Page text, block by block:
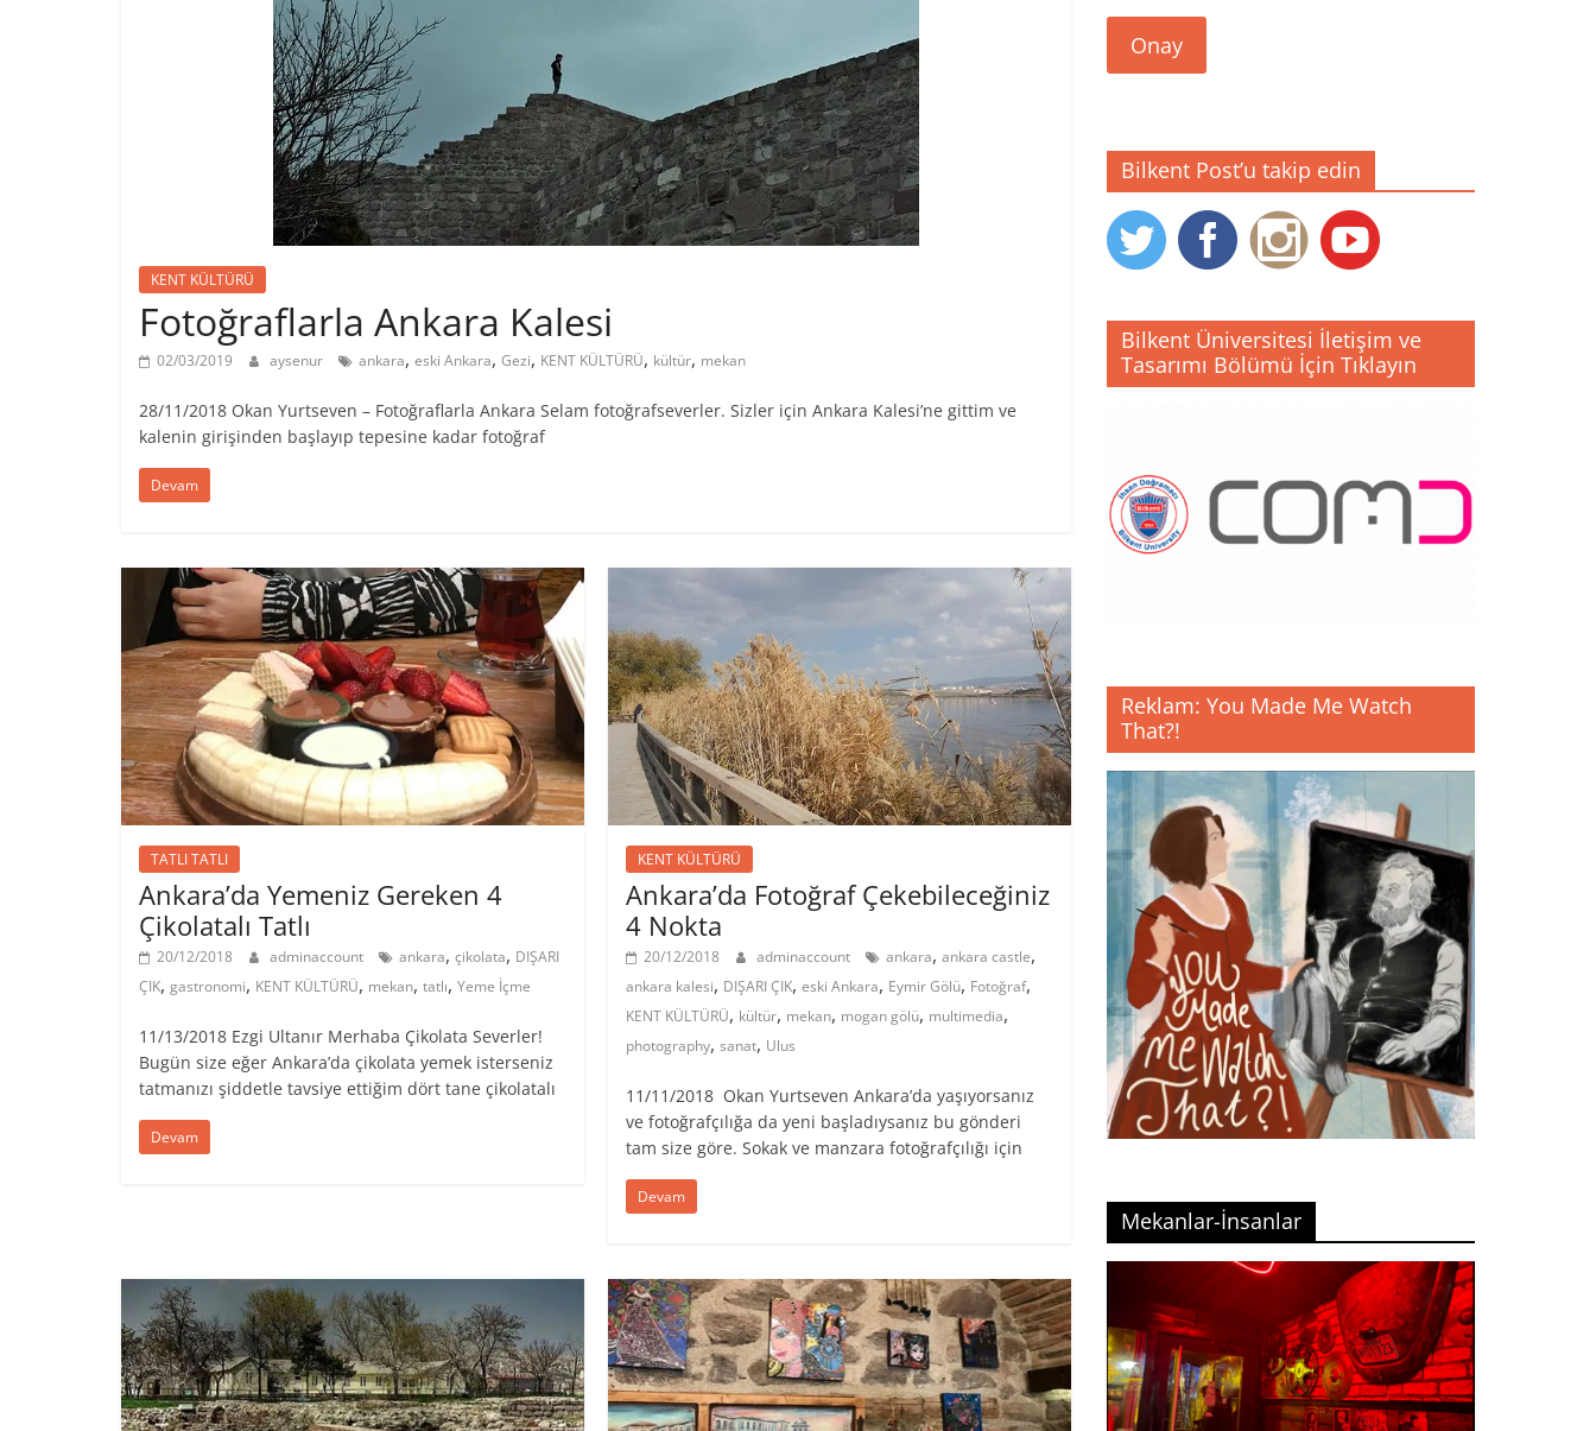
KENT KÜLTÜRÜ
Fotoğraflarla Ankara Kalesi
02/03/2019 aysenur ankara, eski Ankara, Gezi, KENT KÜLTÜRÜ, kültür, mekan
28/11/2018 Okan Yurtseven – Fotoğraflarla Ankara Selam fotoğrafseverler. Sizler için Ankara Kalesi’ne gittim ve
kalenin girişinden başlayıp tepesine kadar fotoğraf
Devam
TATLI TATLI
Ankara’da Yemeniz Gereken 4
Çikolatalı Tatlı
20/12/2018 adminaccount ankara, çikolata, DIŞARI
ÇIK, gastronomi, KENT KÜLTÜRÜ, mekan, tatlı, Yeme İçme
11/13/2018 Ezgi Ultanır Merhaba Çikolata Severler!
Bugün size eğer Ankara’da çikolata yemek isterseniz
tatmanızı şiddetle tavsiye ettiğim dört tane çikolatalı
Devam
KENT KÜLTÜRÜ
Ankara’da Fotoğraf Çekebileceğiniz
4 Nokta
20/12/2018 adminaccount ankara,ankara castle,
ankara kalesi, DIŞARI ÇIK,eski Ankara, Eymir Gölü, Fotoğraf,
KENT KÜLTÜRÜ, kültür, mekan, mogan gölü, multimedia,
photography,sanat, Ulus
11/11/2018 Okan Yurtseven Ankara’da yaşıyorsanız
ve fotoğrafçılığa da yeni başladıysanız bu gönderi
tam size göre. Sokak ve manzara fotoğrafçılığı için
Devam
Onay
Bilkent Post’u takip edin
Bilkent Üniversitesi İletişim ve
Tasarımı Bölümü İçin Tıklayın
Reklam: You Made Me Watch
That?!
Mekanlar-İnsanlar